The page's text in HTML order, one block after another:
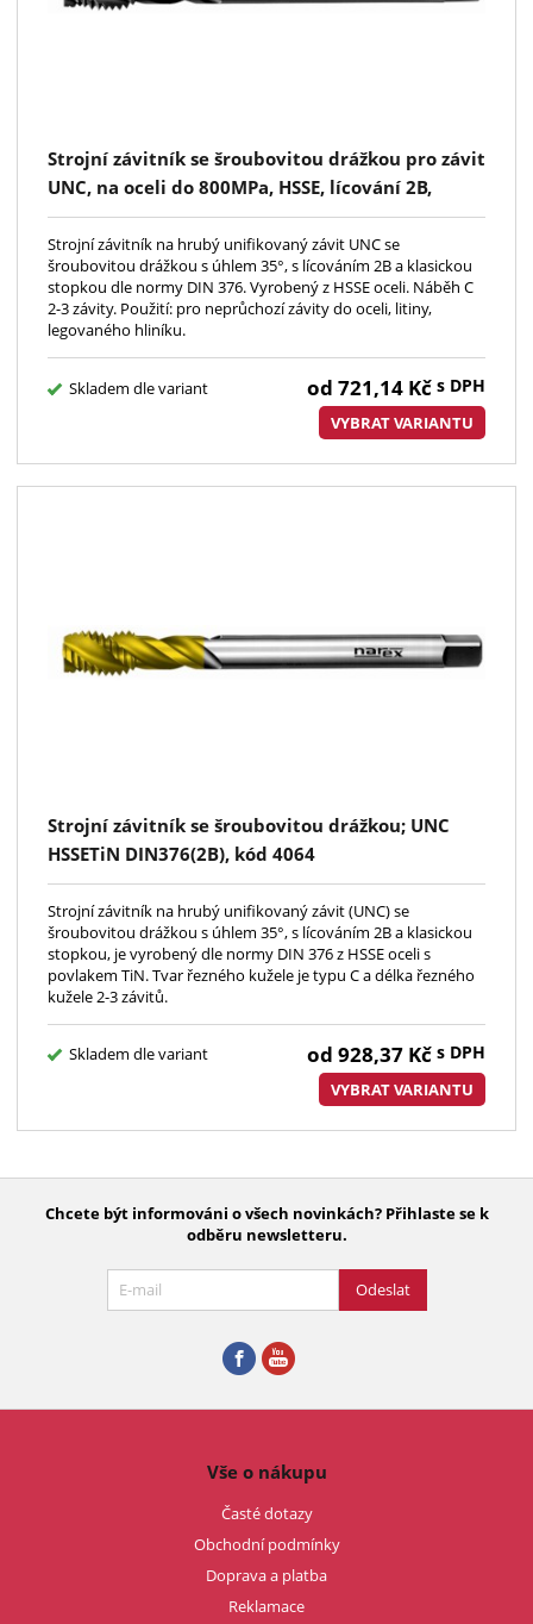
Strojní závitník se šroubovitou drážkou pro závit
UNC, na oceli do 800MPa, HSSE, lícování 2B,
DIN376, pro slepé závity do hloubky 2xD
Strojní závitník na hrubý unifikovaný závit UNC se
šroubovitou drážkou s úhlem 35°, s lícováním 2B a klasickou
stopkou dle normy DIN 376. Vyrobený z HSSE oceli. Náběh C
2-3 závity. Použití: pro neprůchozí závity do oceli, litiny,
legovaného hliníku.
Skladem dle variant od 721,14 Kč s DPH
VYBRAT VARIANTU
Strojní závitník se šroubovitou drážkou; UNC
HSSETiN DIN376(2B), kód 4064
Strojní závitník na hrubý unifikovaný závit (UNC) se
šroubovitou drážkou s úhlem 35°, s lícováním 2B a klasickou
stopkou, je vyrobený dle normy DIN 376 z HSSE oceli s
povlakem TiN. Tvar řezného kužele je typu C a délka řezného
kužele 2-3 závitů.
Skladem dle variant od 928,37 Kč s DPH
VYBRAT VARIANTU
Chcete být informováni o všech novinkách? Přihlaste se k
odběru newsletteru.
Odeslat
Vše o nákupu
Časté dotazy
Obchodní podmínky
Doprava a platba
Reklamace